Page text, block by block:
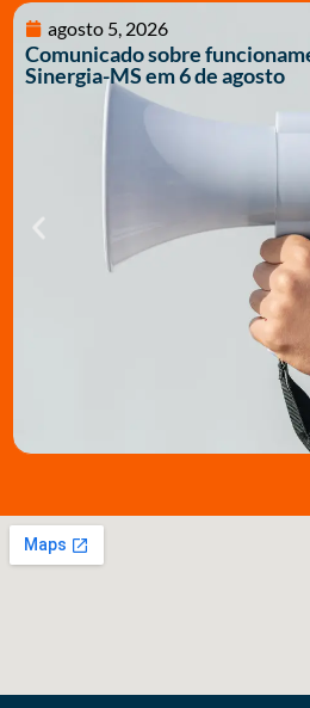
agosto 5, 2026
Comunicado sobre
Sinergia-MS em 6 de agosto